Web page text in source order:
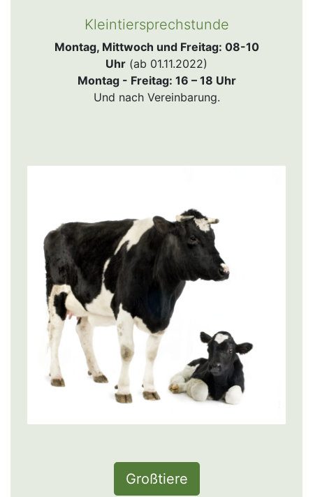
Kleintiersprechstunde
Montag, Mittwoch und Freitag: 08-10
Uhr (ab 01.11.2022)
Montag - Freitag: 16 – 18 Uhr
Und nach Vereinbarung.
Großtiere